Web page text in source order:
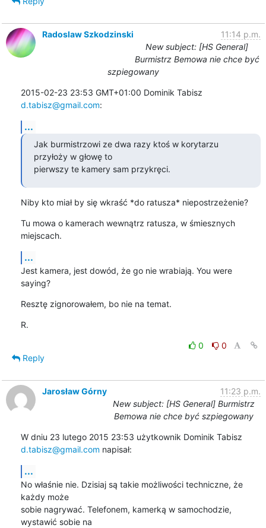
Radoslaw Szkodzinski
11:14 p.m.
New subject: [HS General]
Burmistrz Bemowa nie chce być
szpiegowany
d.tabisz@gmail.com:
...
Jak burmistrzowi ze dwa razy ktoś w korytarzu
przyłoży w głowę to
pierwszy te kamery sam przykręci.
Niby kto miał by się wkraść *do ratusza* niepostrzeżenie?
Tu mowa o kamerach wewnątrz ratusza, w śmiesznych
miejscach.
...
Jest kamera, jest dowód, że go nie wrabiają. You were
saying?
Resztę zignorowałem, bo nie na temat.
R.
0
0
Reply
Jarosław Górny
11:23 p.m.
New subject: [HS General] Burmistrz
Bemowa nie chce być szpiegowany
d.tabisz@gmail.com napisał:
...
No właśnie nie. Dzisiaj są takie możliwości techniczne, że
każdy może
sobie nagrywać. Telefonem, kamerką w samochodzie,
wystawić sobie na